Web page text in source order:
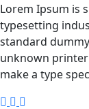
Lorem Ipsum is
typesetting
standard
unknown
make a type